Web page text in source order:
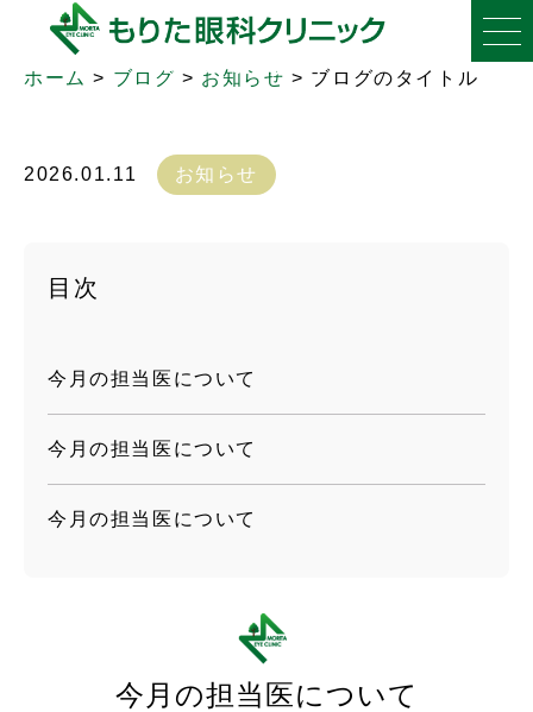
ブログのタイトル
ホーム > ブログ > お知らせ > ブログのタイトル
2026.01.11 お知らせ
目次
今月の担当医について
今月の担当医について
今月の担当医について
今月の担当医について